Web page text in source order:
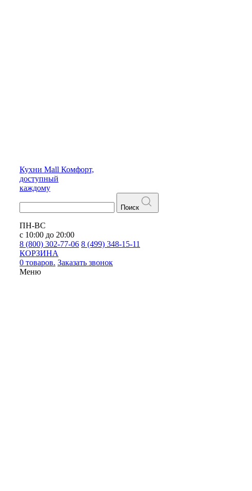
Кухни Mall Комфорт,
доступный
каждому
Поиск
ПН-ВС
с 10:00 до 20:00
8 (800) 302-77-06 8 (499) 348-15-11
КОРЗИНА
0 товаров. Заказать звонок
Меню